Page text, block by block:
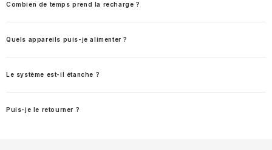
Combien de temps prend la recharge ?
Quels appareils puis-je alimenter ?
Le système est-il étanche ?
Puis-je le retourner ?